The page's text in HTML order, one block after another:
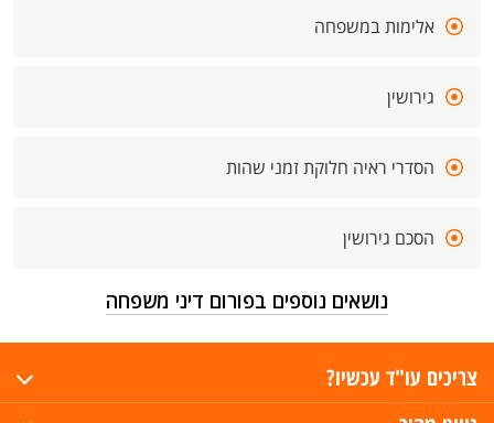
אלימות במשפחה
גירושין
הסדרי ראיה חלוקת זמני שהות
הסכם גירושין
נושאים נוספים בפורום דיני משפחה
צריכים עו"ד עכשיו?